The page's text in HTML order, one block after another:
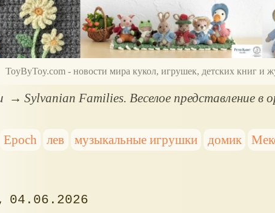
ToyByToy.com - новости мира кукол, игрушек, детских книг и
Sylvanian Families. Веселое представление в
Epoch лев музыкальные игрушки домик
04.06.2026